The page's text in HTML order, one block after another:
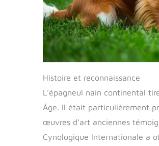
Histoire et reconnaissance
L’épagneul nain continental
Âge. Il était particulièrement
œuvres d’art anciennes
Cynologique Internationale a